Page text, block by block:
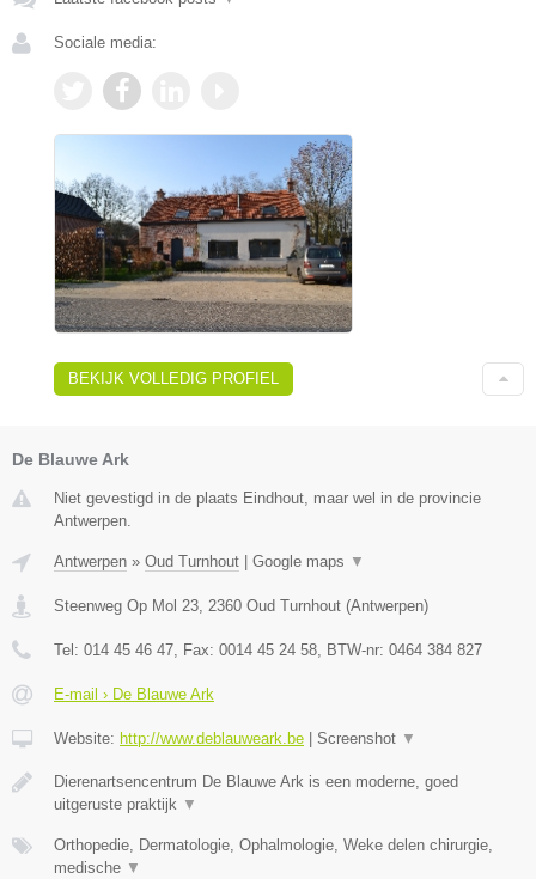
Sociale media:
BEKIJK VOLLEDIG PROFIEL
De Blauwe Ark
Niet gevestigd in de plaats Eindhout, maar wel in de provincie
Antwerpen.
Antwerpen » Oud Turnhout Google maps ▼
Steenweg Op Mol 23, 2360 Oud Turnhout (Antwerpen)
Tel: 014 45 46 47, Fax: 0014 45 24 58, BTW-nr: 0464 384 827
E-mail › De Blauwe Ark
Website: http://www.deblauweark.be Screenshot ▼
Dierenartsencentrum De Blauwe Ark is een moderne, goed
uitgeruste praktijk ▼
Orthopedie, Dermatologie, Ophalmologie, Weke delen chirurgie,
medische ▼